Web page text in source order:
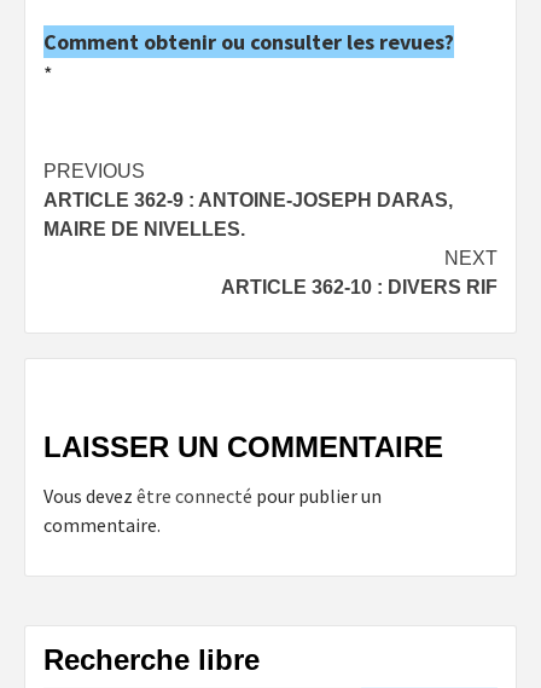
Comment obtenir ou consulter les revues?
*
Post
navigation
PREVIOUS
ARTICLE 362-9 : ANTOINE-JOSEPH DARAS,
MAIRE DE NIVELLES.
NEXT
ARTICLE 362-10 : DIVERS RIF
LAISSER UN COMMENTAIRE
Vous devez être connecté pour publier un
commentaire.
Recherche libre